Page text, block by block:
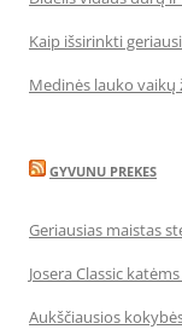
Kaip išsirinkti
Medinės lauko
GYVUNU PREKES
Geriausias maistas
Josera Classic
Aukščiausios